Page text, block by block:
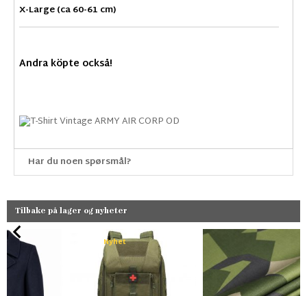
X-Large (ca 60-61 cm)
Andra köpte också!
Har du noen spørsmål?
Tilbake på lager og nyheter
Nyhet